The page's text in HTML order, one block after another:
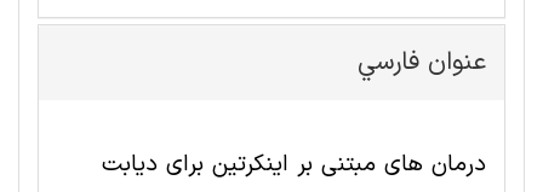
عنوان فارسي
درمان های مبتنی بر اینکرتین برای دیابت